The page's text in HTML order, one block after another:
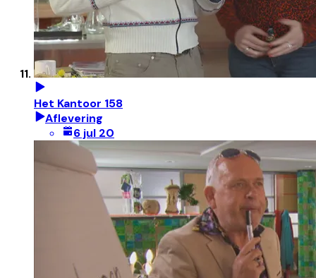
Het Kantoor 158
Aflevering
6 jul 20